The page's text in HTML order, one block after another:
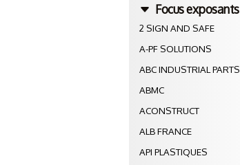
Focus exposants
2 SIGN AND SAFE
A-PF SOLUTIONS
ABC INDUSTRIAL PARTS
ABMC
ACONSTRUCT
ALB FRANCE
API PLASTIQUES